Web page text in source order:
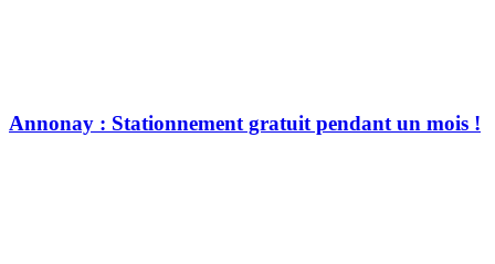
Annonay : Stationnement gratuit pendant un mois !